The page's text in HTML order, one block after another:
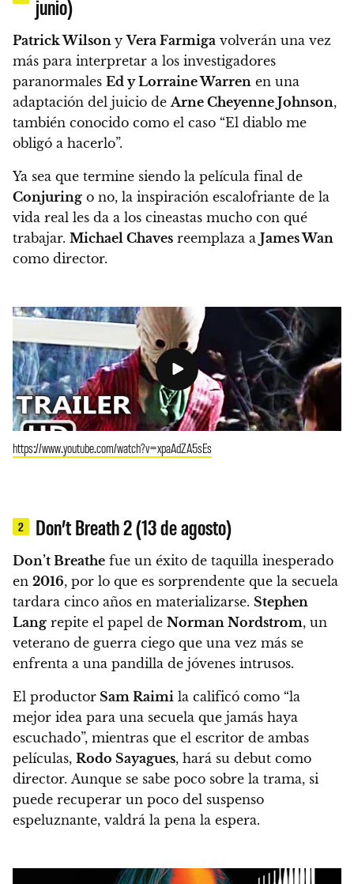
junio)
Patrick Wilson yVera Farmiga volverán una vez
más para interpretar a los investigadores
paranormales Ed y Lorraine Warren en una
adaptación del juicio deArne Cheyenne Johnson,
también conocido como el caso “El diablo me
obligó a hacerlo”.
Ya sea que termine siendo la película final de
Conjuring o no, la inspiración escalofriante de la
vida real les da a los cineastas mucho con qué
trabajar. Michael Chaves reemplaza a James Wan
como director.
https://www.youtube.com/watch?v=xpaAdZA5sEs
2 Don’t Breath 2 (13 de agosto)
Don’t Breathe fue un éxito de taquilla inesperado
en 2016, por lo que es sorprendente que la secuela
tardara cinco años en materializarse. Stephen
Lang repite el papel de Norman Nordstrom, un
veterano de guerra ciego que una vez más se
enfrenta a una pandilla de jóvenes intrusos.
El productor Sam Raimi la calificó como “la
mejor idea para una secuela que jamás haya
escuchado”, mientras que el escritor de ambas
películas, Rodo Sayagues, hará su debut como
director. Aunque se sabe poco sobre la trama, si
puede recuperar un poco del suspenso
espeluznante, valdrá la pena la espera.